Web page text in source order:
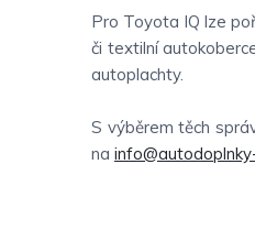
Pro Toyota IQ lze
či textilní
autoplachty.
S výběrem těch
na